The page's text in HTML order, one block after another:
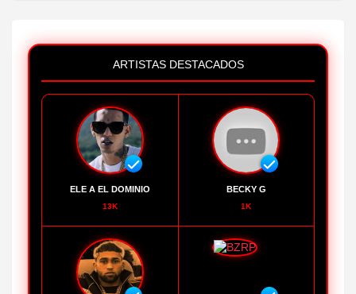
ARTISTAS DESTACADOS
ELE A EL DOMINIO
13K
BECKY G
1K